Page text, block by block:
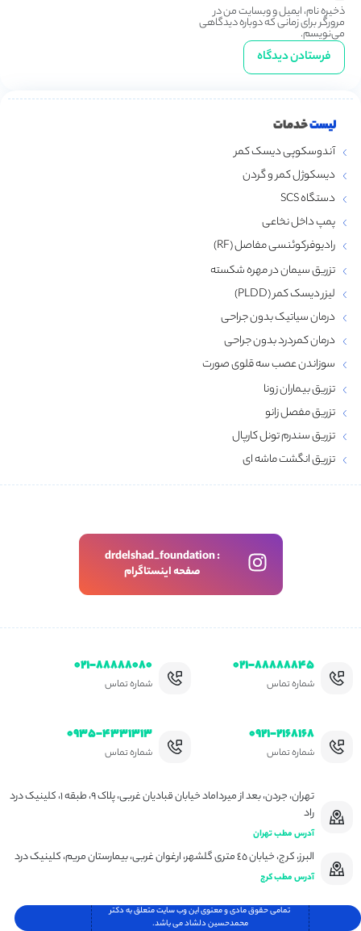
ذخیره نام، ایمیل و وبسایت من در
مرورگر برای زمانی که دوباره دیدگاهی
می‌نویسم.
لیستخدمات
آندوسکوپی دیسک کمر
دیسکوژل کمر و گردن
دستگاه SCS
پمپ داخل نخاعی
رادیوفرکوئنسی مفاصل (RF)
تزریق سیمان در مهره شکسته
لیزر دیسک کمر (PLDD)
درمان سیاتیک بدون جراحی
درمان کمردرد بدون جراحی
سوزاندن عصب سه قلوی صورت
تزریق بیماران زونا
تزریق مفصل زانو
تزریق سندرم تونل کارپال
تزریق انگشت ماشه‌ ای
drdelshad_foundation :
صفحه اینستاگرام
۰۲۱-۸۸۸۸۸۸۴۵
شماره تماس
۰۲۱-۸۸۸۸۸۰۸۰
شماره تماس
۰۹۲۱-۲۱۶۸۱۶۸
شماره تماس
۰۹۳۵-۴۳۳۱۳۱۳
شماره تماس
تهران، جردن، بعد از میرداماد خیابان قبادیان غربی، پلاک ۹، طبقه ۱، کلینیک درد
راد
آدرس مطب تهران
البرز، کرج، خیابان ٤٥ متری گلشهر، ارغوان غربی، بیمارستان مریم، کلینیک درد
آدرس مطب کرج
تمامی حقوق مادی و معنوی این وب سایت متعلق به دکتر
محمدحسین دلشاد می باشد.